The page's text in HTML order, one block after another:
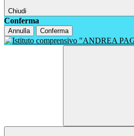
Chiudi
Conferma
Annulla Conferma